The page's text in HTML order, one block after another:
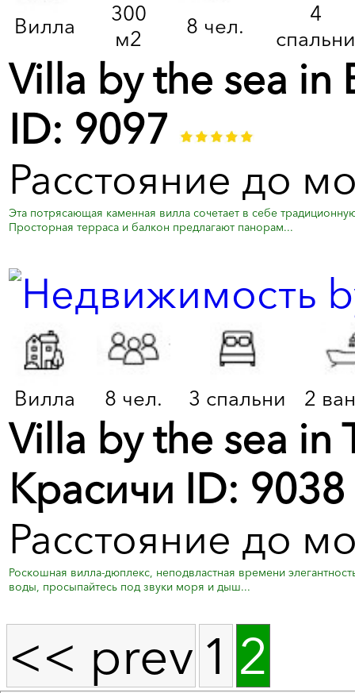
Вилла
300
м2
8 чел.
4
спальни
Villa by the sea in
ID: 9097
Расстояние до
Эта потрясающая каменная вилла сочетает в себе
Просторная терраса и балкон предлагают панорам...
Вилла 8 чел. 3 спальни 2
Villa by the sea in
Красичи ID: 9038
Расстояние до
Роскошная вилла-дюплекс, неподвластная времени
воды, просыпайтесь под звуки моря и дыш...
<< prev 1 2